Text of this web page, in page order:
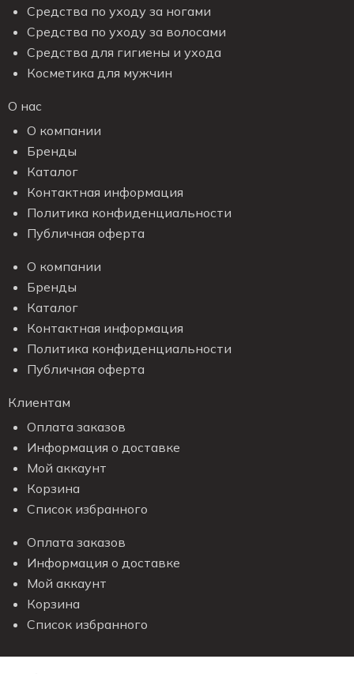
Средства по уходу за ногами
Средства по уходу за волосами
Средства для гигиены и ухода
Косметика для мужчин
О нас
О компании
Бренды
Каталог
Контактная информация
Политика конфиденциальности
Публичная оферта
О компании
Бренды
Каталог
Контактная информация
Политика конфиденциальности
Публичная оферта
Клиентам
Оплата заказов
Информация о доставке
Мой аккаунт
Корзина
Список избранного
Оплата заказов
Информация о доставке
Мой аккаунт
Корзина
Список избранного